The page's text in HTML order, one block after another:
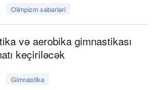
Olimpizm xəbərləri
və aerobika gimnastikası
keçiriləcək
Gimnastika